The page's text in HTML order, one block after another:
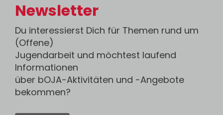
Newsletter
Du interessierst Dich für Themen rund um
(Offene)
Jugendarbeit und möchtest laufend
Informationen
über bOJA-Aktivitäten und -Angebote
bekommen?